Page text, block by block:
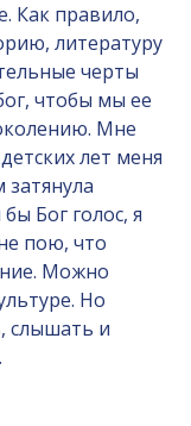
Как правило,
литературу
черты
чтобы мы ее
Мне
лет меня
затянула
Бог голос, я
пою, что
Можно
Но
слышать и